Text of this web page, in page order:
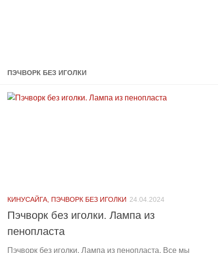
ПЭЧВОРК БЕЗ ИГОЛКИ
КИНУСАЙГА, ПЭЧВОРК БЕЗ ИГОЛКИ 24.04.2024
Пэчворк без иголки. Лампа из
пенопласта
Пэчворк без иголки. Лампа из пенопласта. Все мы